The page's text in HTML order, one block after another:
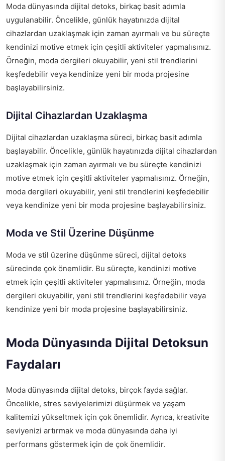
Moda dünyasında dijital detoks, birkaç basit adımla
uygulanabilir. Öncelikle, günlük hayatınızda dijital
cihazlardan uzaklaşmak için zaman ayırmalı ve bu süreçte
kendinizi motive etmek için çeşitli aktiviteler yapmalısınız.
Örneğin, moda dergileri okuyabilir, yeni stil trendlerini
keşfedebilir veya kendinize yeni bir moda projesine
başlayabilirsiniz.
Dijital Cihazlardan Uzaklaşma
Dijital cihazlardan uzaklaşma süreci, birkaç basit adımla
başlayabilir. Öncelikle, günlük hayatınızda dijital cihazlardan
uzaklaşmak için zaman ayırmalı ve bu süreçte kendinizi
motive etmek için çeşitli aktiviteler yapmalısınız. Örneğin,
moda dergileri okuyabilir, yeni stil trendlerini keşfedebilir
veya kendinize yeni bir moda projesine başlayabilirsiniz.
Moda ve Stil Üzerine Düşünme
Moda ve stil üzerine düşünme süreci, dijital detoks
sürecinde çok önemlidir. Bu süreçte, kendinizi motive
etmek için çeşitli aktiviteler yapmalısınız. Örneğin, moda
dergileri okuyabilir, yeni stil trendlerini keşfedebilir veya
kendinize yeni bir moda projesine başlayabilirsiniz.
Moda Dünyasında Dijital Detoksun
Faydaları
Moda dünyasında dijital detoks, birçok fayda sağlar.
Öncelikle, stres seviyelerimizi düşürmek ve yaşam
kalitemizi yükseltmek için çok önemlidir. Ayrıca, kreativite
seviyenizi artırmak ve moda dünyasında daha iyi
performans göstermek için de çok önemlidir.